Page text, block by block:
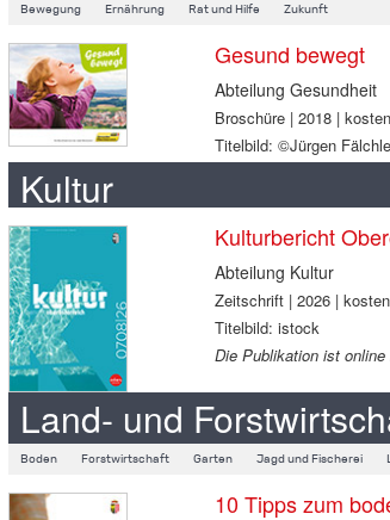
Bewegung Ernährung Rat und Hilfe Zukunft
Gesund bewegt
Abteilung Gesundheit
Broschüre | 2018 |
Titelbild: ©Jürgen
Kultur
Kulturbericht
Abteilung Kultur
Zeitschrift | 2026 |
Titelbild: istock
Die Publikation ist
Land- und
Boden Forstwirtschaft Garten Jagd und Fischerei
10 Tipps zum